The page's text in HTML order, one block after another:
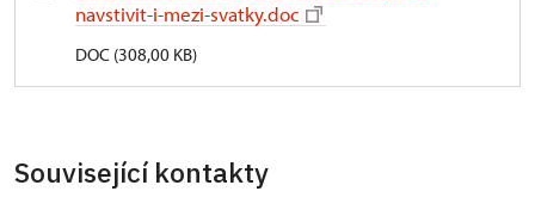
navstivit-i-mezi-svatky.doc
DOC (308,00 KB)
Související kontakty